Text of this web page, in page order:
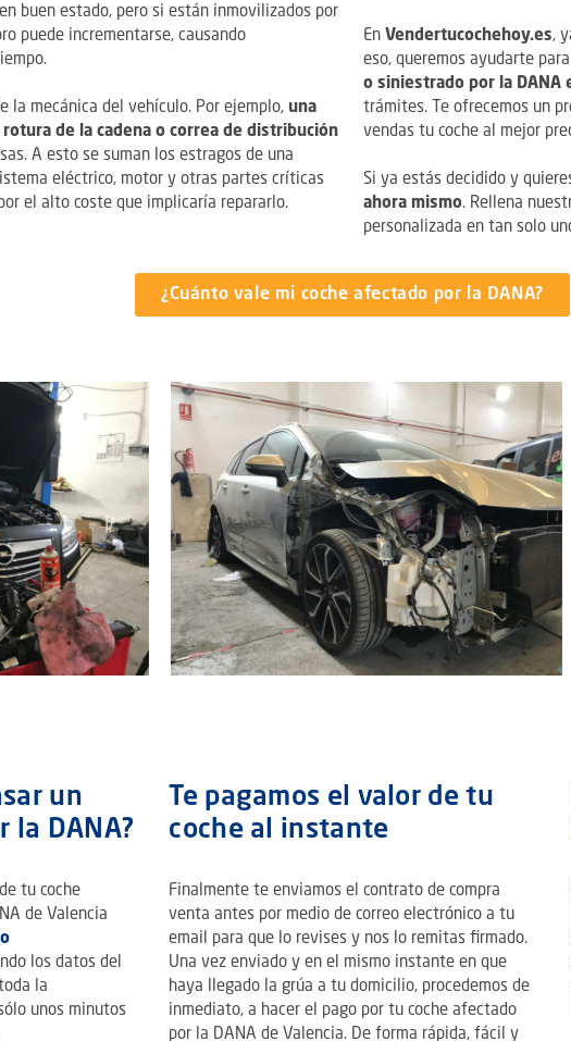
buen estado, pero si están inmovilizados por
puede incrementarse, causando
la mecánica del vehículo. Por ejemplo, una
rotura de la cadena o correa de distribución
A esto se suman los estragos de una
eléctrico, motor y otras partes críticas
el alto coste que implicaría repararlo.
En Vendertucochehoy.es,
eso, queremos ayudarte
o siniestrado por la DANA
trámites. Te ofrecemos un
vendas tu coche al mejor
Si ya estás decidido y
ahora mismo. Rellena
personalizada en tan solo
¿Cuánto vale mi coche afectado por la DANA?
un
la DANA?
tu coche
de Valencia
los datos del
la
unos minutos
Te pagamos el valor de tu
coche al instante
Finalmente te enviamos el contrato de compra
venta antes por medio de correo electrónico a tu
email para que lo revises y nos lo remitas firmado.
Una vez enviado y en el mismo instante en que
haya llegado la grúa a tu domicilio, procedemos de
inmediato, a hacer el pago por tu coche afectado
por la DANA de Valencia. De forma rápida, fácil y